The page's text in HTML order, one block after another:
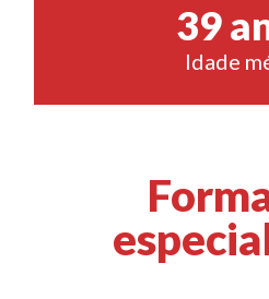
39
Idade